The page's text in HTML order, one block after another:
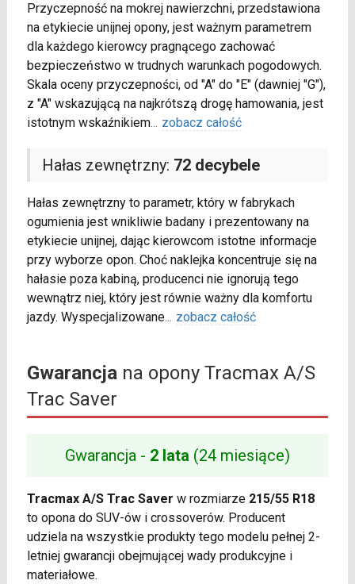
Przyczepność na mokrej nawierzchni, przedstawiona
na etykiecie unijnej opony, jest ważnym parametrem
dla każdego kierowcy pragnącego zachować
bezpieczeństwo w trudnych warunkach pogodowych.
Skala oceny przyczepności, od "A" do "E" (dawniej "G"),
z "A" wskazującą na najkrótszą drogę hamowania, jest
istotnym wskaźnikiem... zobacz całość
Hałas zewnętrzny: 72 decybele
Hałas zewnętrzny to parametr, który w fabrykach
ogumienia jest wnikliwie badany i prezentowany na
etykiecie unijnej, dając kierowcom istotne informacje
przy wyborze opon. Choć naklejka koncentruje się na
hałasie poza kabiną, producenci nie ignorują tego
wewnątrz niej, który jest równie ważny dla komfortu
jazdy. Wyspecjalizowane... zobacz całość
Gwarancjana opony Tracmax A/S
Trac Saver
Gwarancja - 2 lata (24 miesiące)
Tracmax A/S Trac Saver w rozmiarze 215/55 R18
to opona do SUV-ów i crossoverów. Producent
udziela na wszystkie produkty tego modelu pełnej 2-
letniej gwarancji obejmującej wady produkcyjne i
materiałowe.